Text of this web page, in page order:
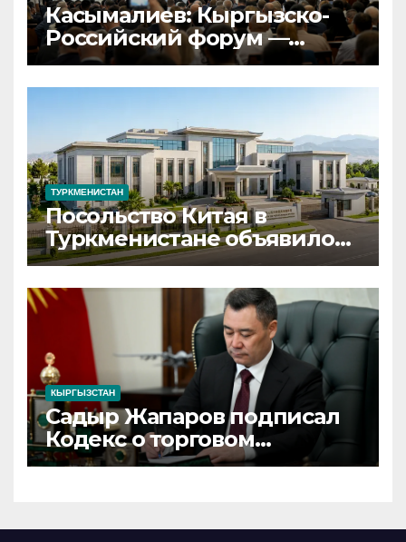
Касымалиев: Кыргызско-
Российский форум —
площадка для запуска
совместных проектов
ТУРКМЕНИСТАН
Посольство Китая в
Туркменистане объявило
набор сотрудников на
вакантные должности
КЫРГЫЗСТАН
Садыр Жапаров подписал
Кодекс о торговом
мореплавании